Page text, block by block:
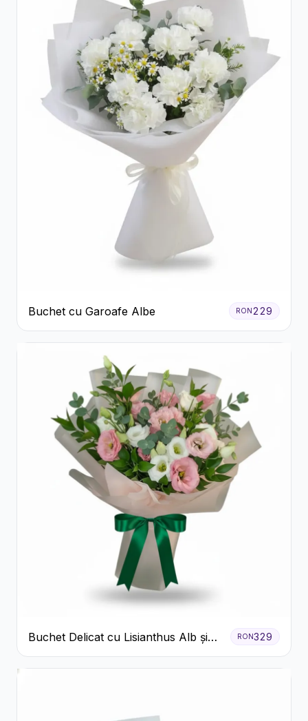
Buchet cu Garoafe Albe RON229
Buchet Delicat cu Lisianthus Alb și
Roz
RON329